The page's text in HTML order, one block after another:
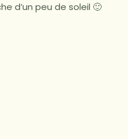
d’un peu de soleil 🙂